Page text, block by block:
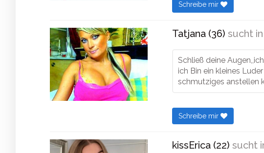
Schreibe mir
Tatjana (36) sucht in
Schließ deine
ich Bin ein kleines
schmutziges anstellen
Schreibe mir
kissErica (22) sucht